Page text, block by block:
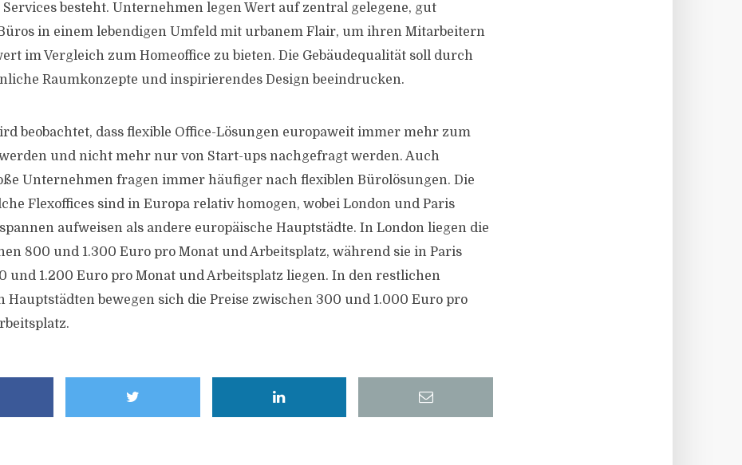
besteht. Unternehmen legen Wert auf zentral gelegene, gut
in einem lebendigen Umfeld mit urbanem Flair, um ihren Mitarbeitern
im Vergleich zum Homeoffice zu bieten. Die Gebäudequalität soll durch
Raumkonzepte und inspirierendes Design beeindrucken.
beobachtet, dass flexible Office-Lösungen europaweit immer mehr zum
und nicht mehr nur von Start-ups nachgefragt werden. Auch
Unternehmen fragen immer häufiger nach flexiblen Bürolösungen. Die
Flexoffices sind in Europa relativ homogen, wobei London und Paris
aufweisen als andere europäische Hauptstädte. In London liegen die
800 und 1.300 Euro pro Monat und Arbeitsplatz, während sie in Paris
und 1.200 Euro pro Monat und Arbeitsplatz liegen. In den restlichen
Hauptstädten bewegen sich die Preise zwischen 300 und 1.000 Euro pro